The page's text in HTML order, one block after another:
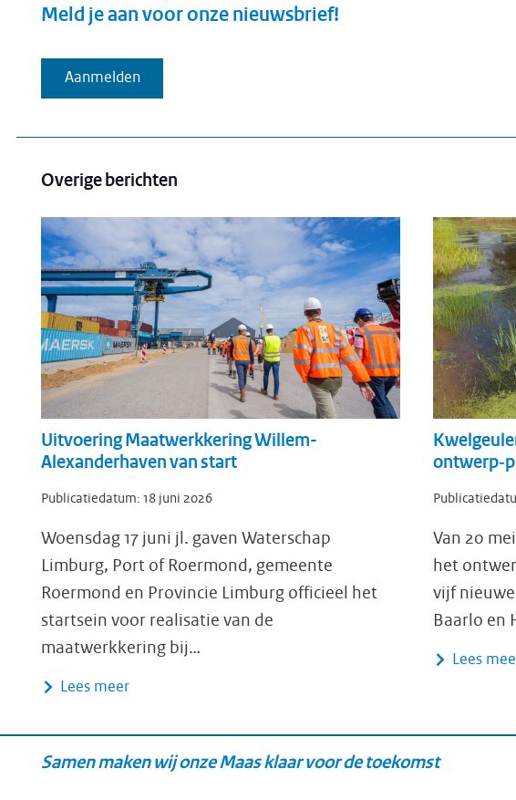
Meld je aan voor onze nieuwsbrief!
Aanmelden
Overige berichten
Uitvoering Maatwerkkering Willem-
Alexanderhaven van start
Publicatiedatum: 18 juni 2026
Woensdag 17 juni jl. gaven Waterschap
Limburg, Port of Roermond, gemeente
Roermond en Provincie Limburg officieel het
startsein voor realisatie van de
maatwerkkering bij…
Lees meer
Van 20
het
vijf
Baarlo en
Lees
Samen maken wij onze Maas klaar voor de toekomst